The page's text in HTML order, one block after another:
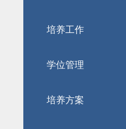
培养工作
学位管理
培养方案